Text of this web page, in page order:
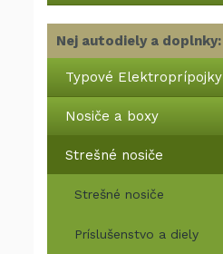
Nej autodiely a doplnky:
Typové Elektroprípojky
Nosiče a boxy
Strešné nosiče
Strešné nosiče
Príslušenstvo a diely